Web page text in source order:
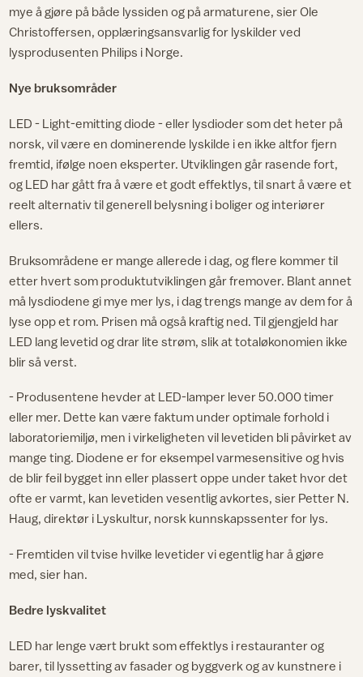
mye å gjøre på både lyssiden og på armaturene, sier Ole
Christoffersen, opplæringsansvarlig for lyskilder ved
lysprodusenten Philips i Norge.
Nye bruksområder
LED - Light-emitting diode - eller lysdioder som det heter på
norsk, vil være en dominerende lyskilde i en ikke altfor fjern
fremtid, ifølge noen eksperter. Utviklingen går rasende fort,
og LED har gått fra å være et godt effektlys, til snart å være et
reelt alternativ til generell belysning i boliger og interiører
ellers.
Bruksområdene er mange allerede i dag, og flere kommer til
etter hvert som produktutviklingen går fremover. Blant annet
må lysdiodene gi mye mer lys, i dag trengs mange av dem for å
lyse opp et rom. Prisen må også kraftig ned. Til gjengjeld har
LED lang levetid og drar lite strøm, slik at totaløkonomien ikke
blir så verst.
- Produsentene hevder at LED-lamper lever 50.000 timer
eller mer. Dette kan være faktum under optimale forhold i
laboratoriemiljø, men i virkeligheten vil levetiden bli påvirket av
mange ting. Diodene er for eksempel varmesensitive og hvis
de blir feil bygget inn eller plassert oppe under taket hvor det
ofte er varmt, kan levetiden vesentlig avkortes, sier Petter N.
Haug, direktør i Lyskultur, norsk kunnskapssenter for lys.
- Fremtiden vil tvise hvilke levetider vi egentlig har å gjøre
med, sier han.
Bedre lyskvalitet
LED har lenge vært brukt som effektlys i restauranter og
barer, til lyssetting av fasader og byggverk og av kunstnere i